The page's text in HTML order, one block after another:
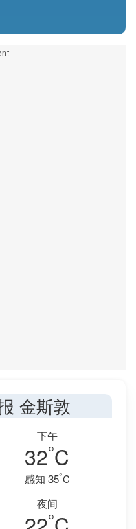
金斯敦
下午
32°C
感知 35°C
夜间
°